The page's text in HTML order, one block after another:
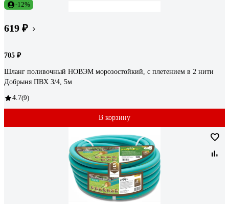
-12%
619 ₽
705 ₽
Шланг поливочный НОВЭМ морозостойкий, с плетением в 2 нити
Добрыня ПВХ 3/4, 5м
4.7(9)
В корзину